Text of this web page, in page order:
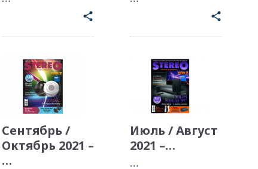
share share
Сентябрь /
Октябрь 2021 –
…
Июль / Август
2021 –…
…